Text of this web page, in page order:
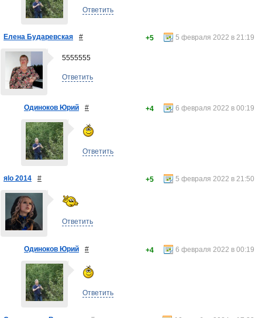
Ответить
Елена Бударевская # 5 февраля 2022 в 21:19
+5
5555555
Ответить
Одиноков Юрий # 6 февраля 2022 в 00:19
+4
Ответить
яlo 2014 # 5 февраля 2022 в 21:50
+5
Ответить
Одиноков Юрий # 6 февраля 2022 в 00:19
+4
Ответить